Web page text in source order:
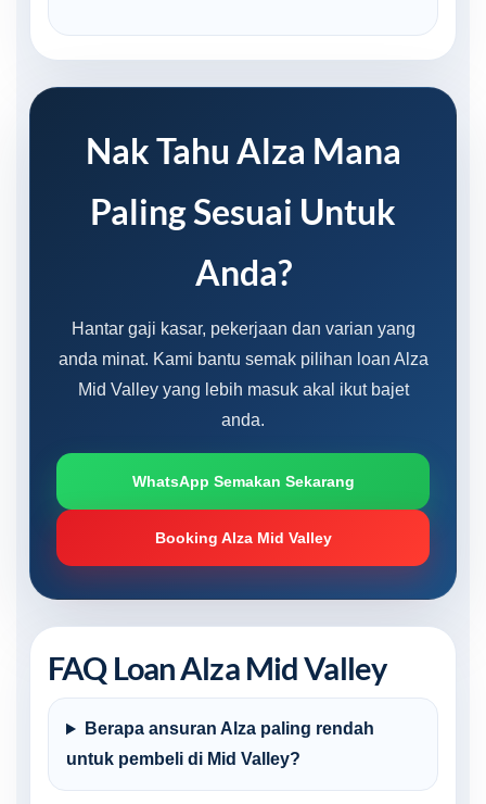
Nak Tahu Alza Mana
Paling Sesuai Untuk
Anda?
Hantar gaji kasar, pekerjaan dan varian yang
anda minat. Kami bantu semak pilihan loan Alza
Mid Valley yang lebih masuk akal ikut bajet
anda.
WhatsApp Semakan Sekarang
Booking Alza Mid Valley
FAQ Loan Alza Mid Valley
Berapa ansuran Alza paling rendah
untuk pembeli di Mid Valley?